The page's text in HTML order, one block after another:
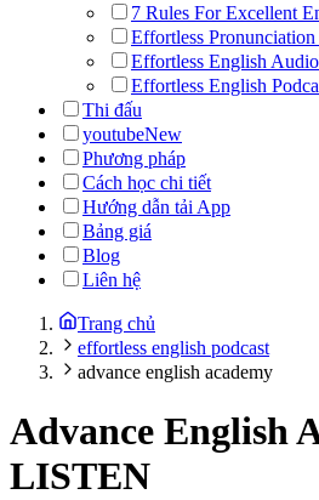
7 Rules For Excellent
Effortless Pronunciation
Effortless English
Effortless English
Thi đấu
youtubeNew
Phương pháp
Cách học chi tiết
Hướng dẫn tải App
Bảng giá
Blog
Liên hệ
Trang chủ
effortless english podcast
advance english academy
Advance English
LISTEN